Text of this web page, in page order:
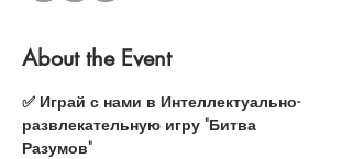
About the Event
✅ Играй с нами в Интеллектуально-
развлекательную игру "Битва
Разумов"